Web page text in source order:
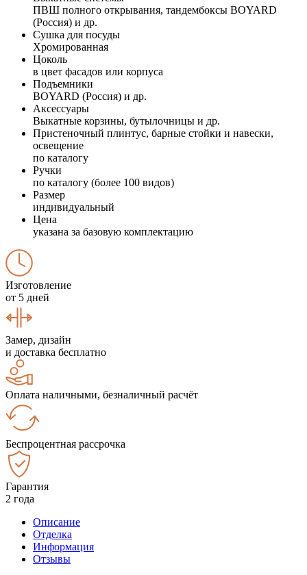
ПВШ полного открывания, тандембоксы BOYARD
(Россия) и др.
Сушка для посуды
Хромированная
Цоколь
в цвет фасадов или корпуса
Подъемники
BOYARD (Россия) и др.
Аксессуары
Выкатные корзины, бутылочницы и др.
Пристеночный плинтус, барные стойки и навески,
освещение
по каталогу
Ручки
по каталогу (более 100 видов)
Размер
индивидуальный
Цена
указана за базовую комплектацию
Изготовление
от 5 дней
Замер, дизайн
и доставка бесплатно
Оплата наличными, безналичный расчёт
Беспроцентная рассрочка
Гарантия
2 года
Описание
Отделка
Информация
Отзывы